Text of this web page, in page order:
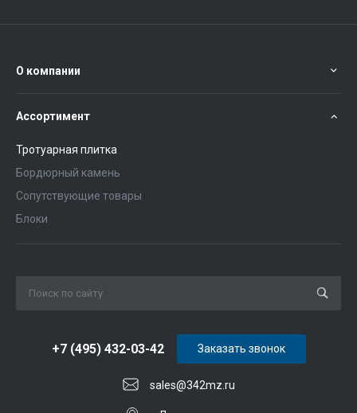
О компании
Ассортимент
Тротуарная плитка
Бордюрный камень
Сопутствующие товары
Блоки
sales@342mz.ru
+7 (495) 432-03-42 Заказать звонок